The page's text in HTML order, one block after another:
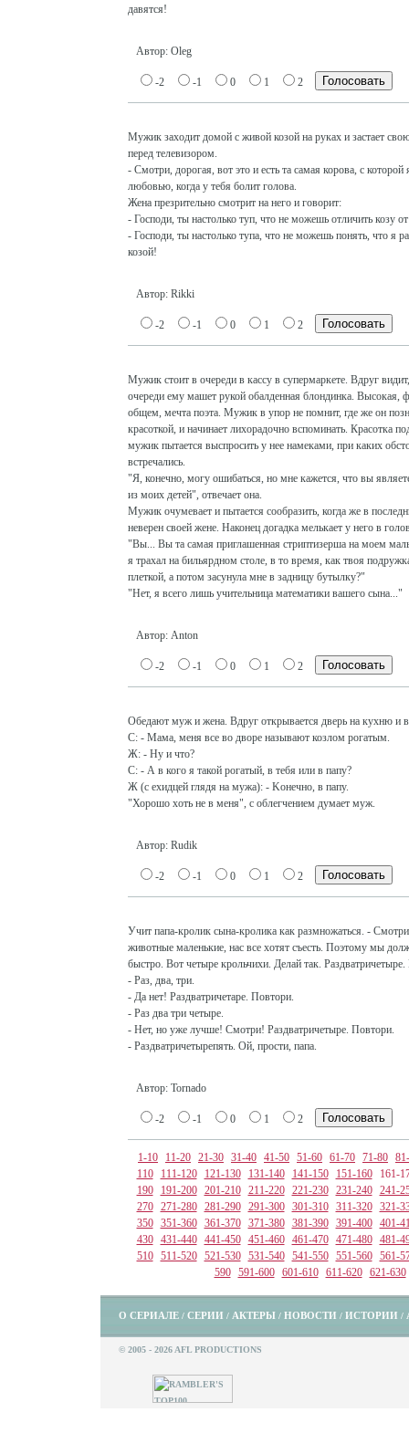
давятся!
Автор: Oleg
-2 -1 0 1 2
Мужик заходит домой с живой козой на руках и застает
перед телевизором.
- Смотри, дорогая, вот это и есть та самая корова, с которой
любовью, когда у тебя болит голова.
Жена презрительно смотрит на него и говорит:
- Господи, ты настолько туп, что не можешь отличить козу
- Господи, ты настолько тупа, что не можешь понять, что я
козой!
Автор: Rikki
-2 -1 0 1 2
Мужик стоит в очереди в кассу в супермаркете. Вдруг
очереди ему машет рукой обалденная блондинка. Высокая,
общем, мечта поэта. Мужик в упор не помнит, где же он
красоткой, и начинает лихорадочно вспоминать. Красотка
мужик пытается выспросить у нее намеками, при каких
встречались.
"Я, конечно, могу ошибаться, но мне кажется, что вы
из моих детей", отвечает она.
Мужик очумевает и пытается сообразить, когда же в
неверен своей жене. Наконец догадка мелькает у него в
"Вы... Вы та самая приглашенная стриптизерша на моем
я трахал на бильярдном столе, в то время, как твоя
плеткой, а потом засунула мне в задницу бутылку?"
"Нет, я всего лишь учительница математики вашего сына..."
Автор: Anton
-2 -1 0 1 2
Обедают муж и жена. Вдруг открывается дверь на кухню и
С: - Мама, меня все во дворе называют козлом рогатым.
Ж: - Ну и что?
С: - А в кого я такой рогатый, в тебя или в папу?
Ж (с ехидцей глядя на мужа): - Kонечно, в папу.
"Хорошо хоть не в меня", с облегчением думает муж.
Автор: Rudik
-2 -1 0 1 2
Учит папа-кролик сына-кролика как размножаться. -
животные маленькие, нас все хотят съесть. Поэтому мы
быстро. Вот четыре крольчихи. Делай так.
- Раз, два, три.
- Да нет! Раздватричетаре. Повтори.
- Раз два три четыре.
- Нет, но уже лучше! Смотри! Раздватричетыре. Повтори.
- Раздватричетырепять. Ой, прости, папа.
Автор: Tornado
-2 -1 0 1 2
1-10 11-20 21-30 31-40 41-50 51-60 61-70 71-80
110
111-120 121-130 131-140 141-150 151-160
161-
190
191-200 201-210 211-220 221-230 231-240
241-
270
271-280 281-290 291-300 301-310 311-320
321-
350
351-360 361-370 371-380 381-390 391-400
401-
430
431-440 441-450 451-460 461-470 471-480
481-
510
511-520 521-530 531-540 541-550 551-560
561-
590
591-600 601-610 611-620 621-630
О СЕРИАЛЕ / СЕРИИ / АКТЕРЫ / НОВОСТИ / ИСТОРИИ /
© 2005 - 2026 AFL PRODUCTIONS